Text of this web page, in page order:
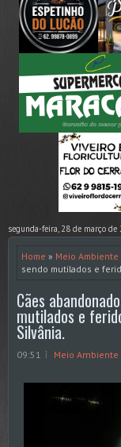
segunda-feira, 28 de março de
Home » Meio Ambiente
sendo mutilados e
Cães
mutilados e
Silvânia.
09:51 Meio Ambiente